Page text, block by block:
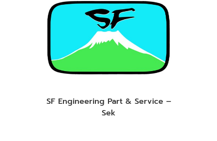
SF Engineering Part & Service –
Sek